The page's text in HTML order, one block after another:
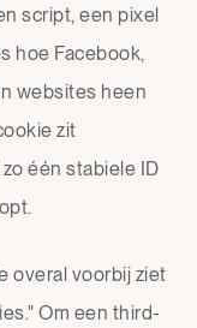
script, een pixel
hoe Facebook,
websites heen
zit
één stabiele ID
overal voorbij ziet
Om een third-